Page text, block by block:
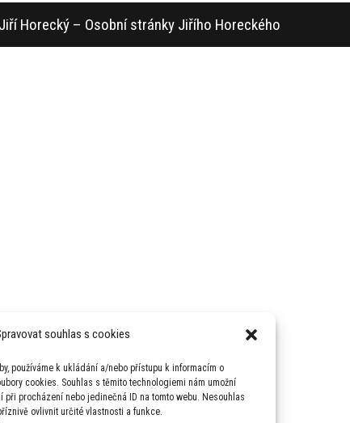
souhlas s cookies
používáme k ukládání a/nebo přístupu k informacím o
cookies. Souhlas s těmito technologiemi nám umožní
při procházení nebo jedinečná ID na tomto webu. Nesouhlas
ovlivnit určité vlastnosti a funkce.
Horecký – Osobní stránky Jiřího Horeckého